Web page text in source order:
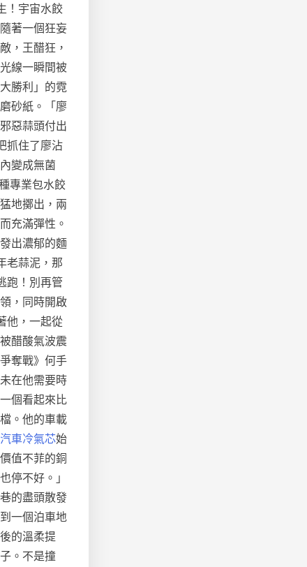
！宇宙水餃
著一個狂妄
，王醋狂，
線一瞬間被
勝利」的霓
砂紙。「廖
惡蒜頭付出
抓住了廖沾
變成無菌
專業包水餃
地擲出，兩
充滿彈性。
出濃郁的麵
老蒜泥，那
跑！別再管
，同時開啟
他，一起從
醋酸氣波震
奪戰》何手
在他需要時
個看起來比
。他的車載
汽車冷氣芯始
值不菲的銅
停不好。」
的盡頭散發
一個泊車地
的溫柔提
。不是撞